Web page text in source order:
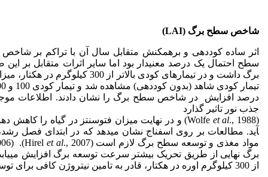
شاخص سطح برگ (LAI
)
اثر ساده کوددهی و برهمکنش متقابل سال آن با تراکم بر
درصد افزایش در شاخص سطح برگ را نشان­ دادند. اطلاعات
جذب نور تاثیر گذارد
(Wolfe
et al
آید. مطالعات بر روی اسفناج نشان می­دهد که در ابتدای فصل
مواد مغذی و توسعه سطح برگ لازم است (Hirel
et al
برگ­ نهایی از طریق تحریک بیشتر سرعت توسعه برگ افزایش
از 300 کیلوگرم اوره در هکتار، قادر به تامین نیتروژن کافی برای توسعه سطح برگ نبود.